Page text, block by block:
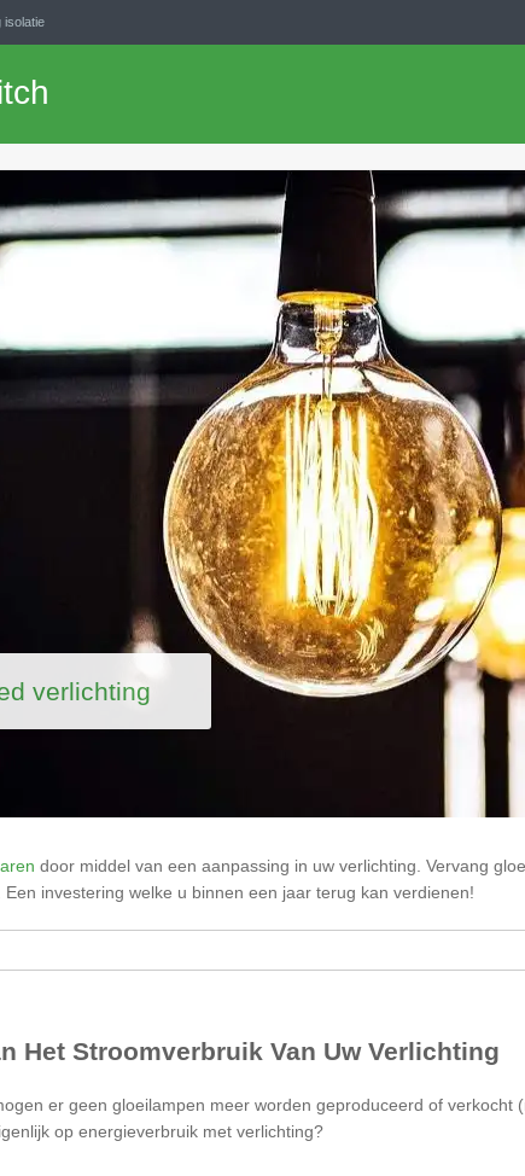
isolatie
verlichting
door middel van een aanpassing in uw verlichting. Vervang
investering welke u binnen een jaar terug kan verdienen!
Het Stroomverbruik Van Uw Verlichting
er geen gloeilampen meer worden geproduceerd of verkocht
op energieverbruik met verlichting?